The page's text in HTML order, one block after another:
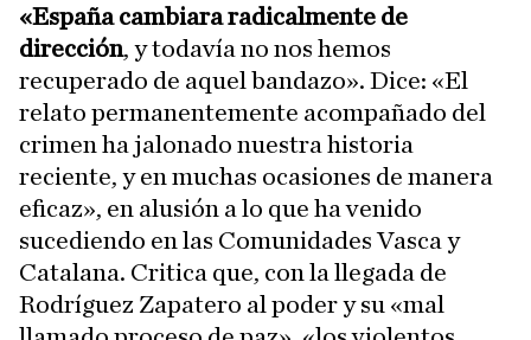
«España cambiara radicalmente de
dirección, y todavía no nos hemos
recuperado de aquel bandazo». Dice: «El
relato permanentemente acompañado del
crimen ha jalonado nuestra historia
reciente, y en muchas ocasiones de manera
eficaz», en alusión a lo que ha venido
sucediendo en las Comunidades Vasca y
Catalana. Critica que, con la llegada de
Rodríguez Zapatero al poder y su «mal